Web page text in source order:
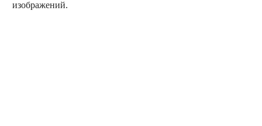
изображений.